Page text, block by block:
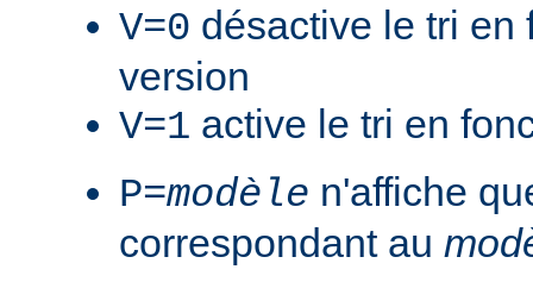
V=0 désactive le tri en
version
V=1 active le tri en
P=modèle n'affiche
correspondant au